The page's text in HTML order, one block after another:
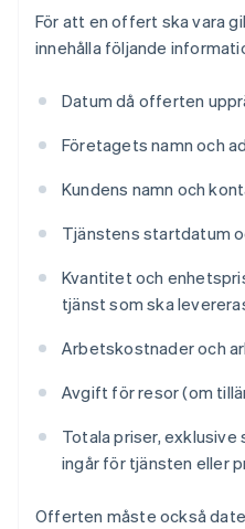
För att en offert ska vara
innehålla följande
Datum då offerten
Företagets namn och
Kundens namn och
Tjänstens startdatum
Kvantitet och
tjänst som ska
Arbetskostnader och
Avgift för resor (om
Totala priser,
ingår för tjänsten eller
Offerten måste också